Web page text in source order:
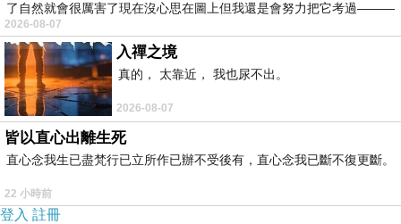
主義、讀者反應理論、女性主義、佛洛伊德與拉
岡精神分析學等學說的縱橫發揮，而中西文學傳
統在比較文學視野裡不覺煥然一新。本書舉重若
輕，文筆流利，適合中英學界也同時適合願意思
考的大眾閱讀。
了自然就會很厲害了現在沒心思在圖上但我還是會努力把它考過———
2026-08-07
入禪之境
真的， 太靠近， 我也尿不出。
2026-08-07
皆以直心出離生死
直心念我生已盡梵行已立所作已辦不受後有，直心念我已斷不復更斷。
22 小時前
登入 註冊